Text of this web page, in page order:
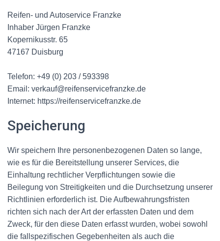
Reifen- und Autoservice Franzke
Inhaber Jürgen Franzke
Kopernikusstr. 65
47167 Duisburg
Telefon: +49 (0) 203 / 593398
Email: verkauf@reifenservicefranzke.de
Internet: https://reifenservicefranzke.de
Speicherung
Wir speichern Ihre personenbezogenen Daten so lange,
wie es für die Bereitstellung unserer Services, die
Einhaltung rechtlicher Verpflichtungen sowie die
Beilegung von Streitigkeiten und die Durchsetzung unserer
Richtlinien erforderlich ist. Die Aufbewahrungsfristen
richten sich nach der Art der erfassten Daten und dem
Zweck, für den diese Daten erfasst wurden, wobei sowohl
die fallspezifischen Gegebenheiten als auch die